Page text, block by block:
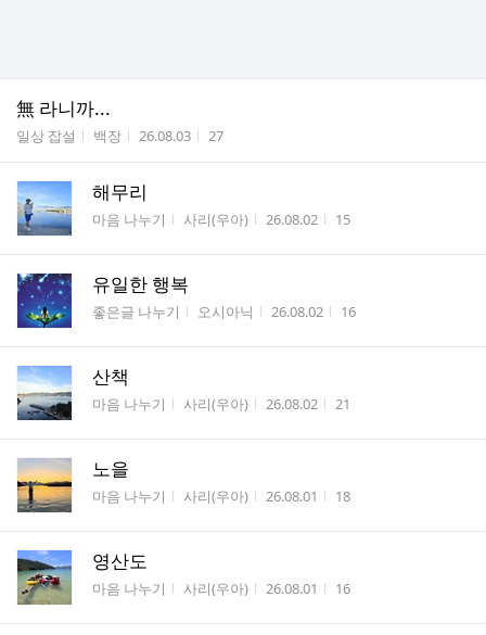
無 라니까...
게시판명
일상 잡설 작성자
백장 작성시간
26.08.03 조회수
27
해무리
게시판명
마음 나누기 작성자
사리(우아) 작성시간
26.08.02 조회수
15
유일한 행복
게시판명
좋은글 나누기 작성자
오시아닉 작성시간
26.08.02 조회수
16
산책
게시판명
마음 나누기 작성자
사리(우아) 작성시간
26.08.02 조회수
21
노을
게시판명
마음 나누기 작성자
사리(우아) 작성시간
26.08.01 조회수
18
영산도
게시판명
마음 나누기 작성자
사리(우아) 작성시간
26.08.01 조회수
16